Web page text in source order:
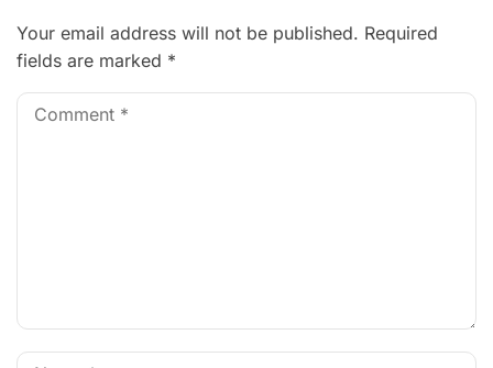
Your email address will not be published. Required
fields are marked *